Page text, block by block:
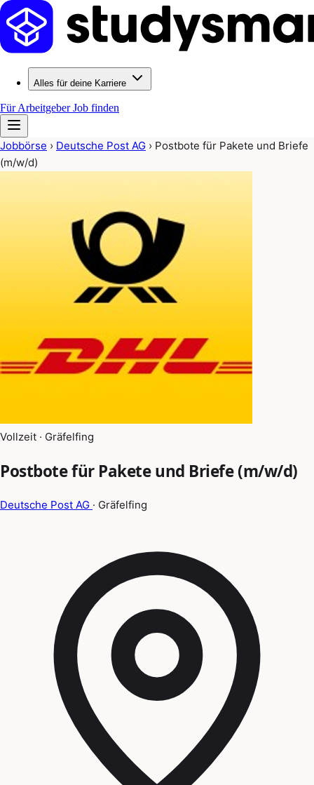
Alles für deine Karriere
Für ArbeitgeberJob finden
Jobbörse › Deutsche Post AG › Postbote für Pakete und Briefe
(m/w/d)
Vollzeit · Gräfelfing
Postbote für Pakete und Briefe (m/w/d)
Deutsche Post AG · Gräfelfing